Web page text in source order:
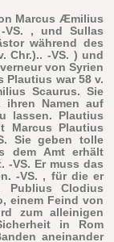
Marcus Æmilius
VS. , und Sullas
während des
Chr.).. -VS. ) und
von Syrien
Plautius war 58 v.
Scaurus. Sie
ihren Namen auf
lassen. Plautius
Marcus Plautius
Sie geben tolle
dem Amt erhält
-VS. Er muss das
-VS. , für die er
Publius Clodius
einem Feind von
zum alleinigen
in Rom
aneinander